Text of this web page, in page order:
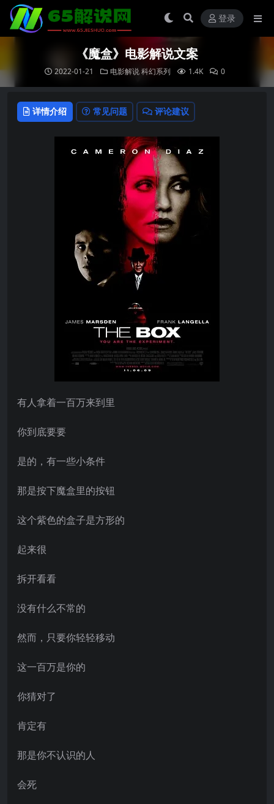
登录
《魔盒》电影解说文案
2022-01-21 电影解说 科幻系列 1.4K 0
详情介绍 常见问题 评论建议
有人拿着一百万来到里
你到底要要
是的，有一些小条件
那是按下魔盒里的按钮
这个紫色的盒子是方形的
起来很
拆开看看
没有什么不常的
然而，只要你轻轻移动
这一百万是你的
你猜对了
肯定有
那是你不认识的人
会死